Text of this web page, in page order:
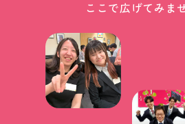
ここで広げてみま